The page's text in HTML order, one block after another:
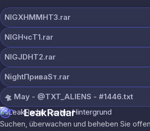
NIGXHMMHT3.rar
NIGHчсT1.rar
NIGJDHT2.rar
NightПриваSт.rar
🛸 May - @TXT_ALIENS - #1446.txt
LeakRadar
Suchen, überwachen und beheben Sie